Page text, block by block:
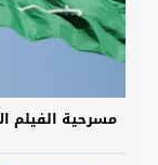
مسرحية الفيلم